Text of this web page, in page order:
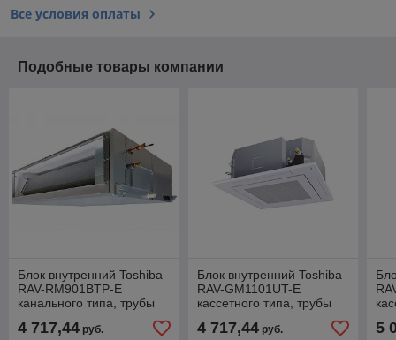
Все условия оплаты
Подобные товары компании
Блок внутренний Toshiba
RAV-RM901BTP-E
канального типа, трубы
4 717,44 руб.
Блок внутренний Toshiba
RAV-GM1101UT-E
кассетного типа, трубы
4 717,44руб. 5